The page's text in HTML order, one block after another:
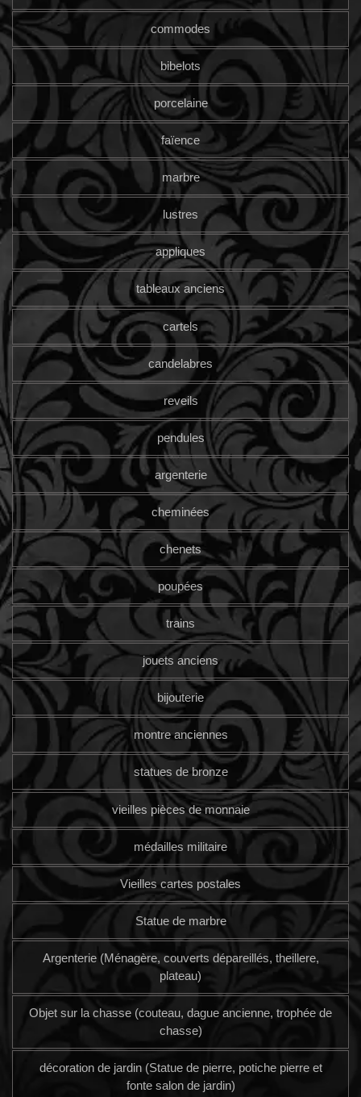
commodes
bibelots
porcelaine
faïence
marbre
lustres
appliques
tableaux anciens
cartels
candelabres
reveils
pendules
argenterie
cheminées
chenets
poupées
trains
jouets anciens
bijouterie
montre anciennes
statues de bronze
vieilles pièces de monnaie
médailles militaire
Vieilles cartes postales
Statue de marbre
Argenterie (Ménagère, couverts dépareillés, theillere,
plateau)
Objet sur la chasse (couteau, dague ancienne, trophée de
chasse)
décoration de jardin (Statue de pierre, potiche pierre et
fonte salon de jardin)